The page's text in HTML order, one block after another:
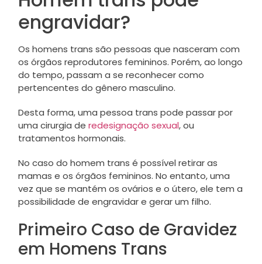
engravidar?
Os homens trans são pessoas que nasceram com
os órgãos reprodutores femininos. Porém, ao longo
do tempo, passam a se reconhecer como
pertencentes do gênero masculino.
Desta forma, uma pessoa trans pode passar por
uma cirurgia de redesignação sexual, ou
tratamentos hormonais.
No caso do homem trans é possível retirar as
mamas e os órgãos femininos. No entanto, uma
vez que se mantém os ovários e o útero, ele tem a
possibilidade de engravidar e gerar um filho.
Primeiro Caso de Gravidez
em Homens Trans